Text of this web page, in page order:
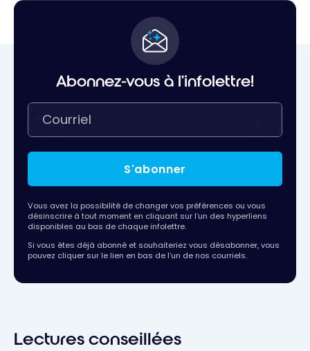
Abonnez-vous à l'infolettre!
S'abonner
Vous avez la possibilité de changer vos préférences ou vous
désinscrire à tout moment en cliquant sur l’un des hyperliens
disponibles au bas de chaque infolettre.
Si vous êtes déjà abonné et souhaiteriez vous désabonner, vous
pouvez cliquer sur le lien en bas de l’un de nos courriels.
Lectures conseillées